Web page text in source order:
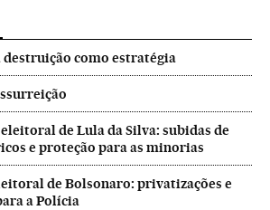
destruição como estratégia
de Lula da Silva: subidas de
e proteção para as minorias
de Bolsonaro: privatizações e
a Polícia